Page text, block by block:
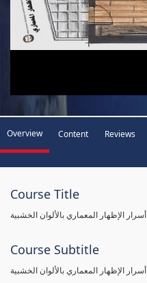
Overview Content Reviews
Course Title
أسرار الإظهار المعماري بالألوان الخشبية
Course Subtitle
أسرار الإظهار المعماري بالألوان الخشبية